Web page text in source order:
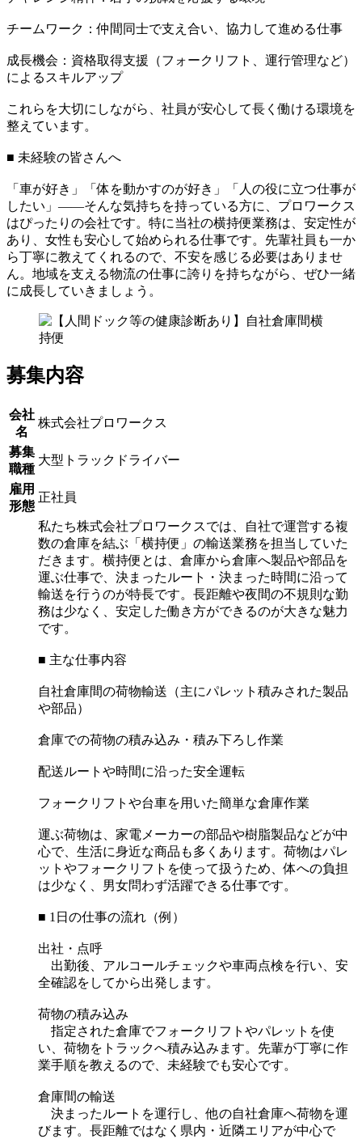
チームワーク：仲間同士で支え合い、協力して進める仕事
成長機会：資格取得支援（フォークリフト、運行管理など）
によるスキルアップ
これらを大切にしながら、社員が安心して長く働ける環境を
整えています。
■ 未経験の皆さんへ
「車が好き」「体を動かすのが好き」「人の役に立つ仕事が
したい」――そんな気持ちを持っている方に、プロワークス
はぴったりの会社です。特に当社の横持便業務は、安定性が
あり、女性も安心して始められる仕事です。先輩社員も一か
ら丁寧に教えてくれるので、不安を感じる必要はありませ
ん。地域を支える物流の仕事に誇りを持ちながら、ぜひ一緒
に成長していきましょう。
募集内容
会社
名
株式会社プロワークス
募集
職種
大型トラックドライバー
雇用
形態
正社員
私たち株式会社プロワークスでは、自社で運営する複
数の倉庫を結ぶ「横持便」の輸送業務を担当していた
だきます。横持便とは、倉庫から倉庫へ製品や部品を
運ぶ仕事で、決まったルート・決まった時間に沿って
輸送を行うのが特長です。長距離や夜間の不規則な勤
務は少なく、安定した働き方ができるのが大きな魅力
です。
■ 主な仕事内容
自社倉庫間の荷物輸送（主にパレット積みされた製品
や部品）
倉庫での荷物の積み込み・積み下ろし作業
配送ルートや時間に沿った安全運転
フォークリフトや台車を用いた簡単な倉庫作業
運ぶ荷物は、家電メーカーの部品や樹脂製品などが中
心で、生活に身近な商品も多くあります。荷物はパレ
ットやフォークリフトを使って扱うため、体への負担
は少なく、男女問わず活躍できる仕事です。
■ 1日の仕事の流れ（例）
出社・点呼
出勤後、アルコールチェックや車両点検を行い、安
全確認をしてから出発します。
荷物の積み込み
指定された倉庫でフォークリフトやパレットを使
い、荷物をトラックへ積み込みます。先輩が丁寧に作
業手順を教えるので、未経験でも安心です。
倉庫間の輸送
決まったルートを運行し、他の自社倉庫へ荷物を運
びます。長距離ではなく県内・近隣エリアが中心で